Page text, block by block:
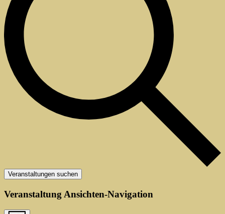
Veranstaltungen suchen
Veranstaltung Ansichten-Navigation